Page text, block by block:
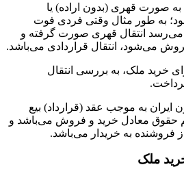
صورت قهری (بدون اراده) یا
شود؛ به طور مثال وقتی فردی فوت
می‌رسد انتقال قهری صورت گرفته و
می‌شود، انتقال قراردادی می‌باشد.
خرید ملک، به بررسی انتقال
به موجب عقد (قرارداد) بیع
حقوق معادل خرید و فروش می‌باشد و
فروشنده به خریدار می‌باشد.
ملک